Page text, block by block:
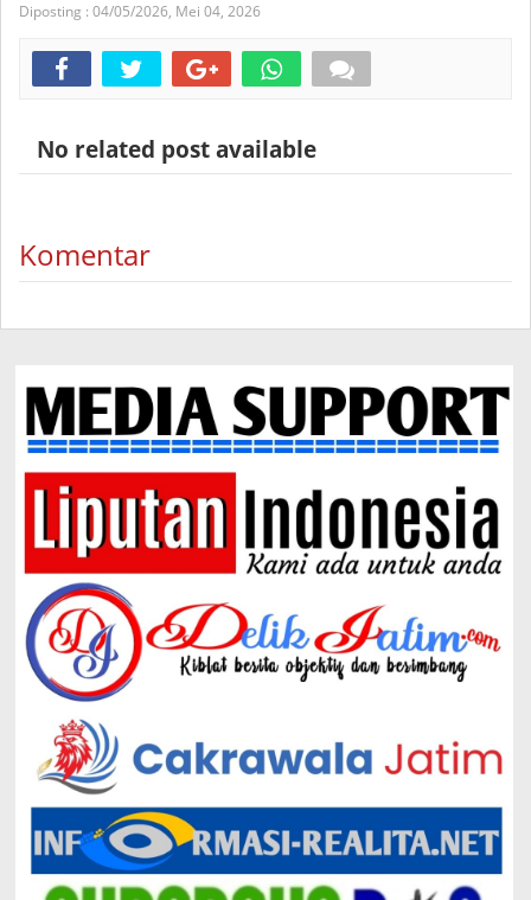
Diposting : 04/05/2026, Mei 04, 2026
No related post available
Komentar